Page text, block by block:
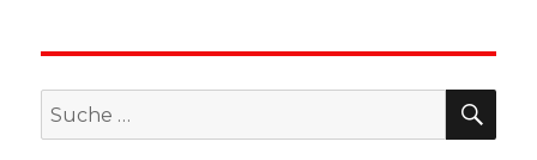
Suche
nach: